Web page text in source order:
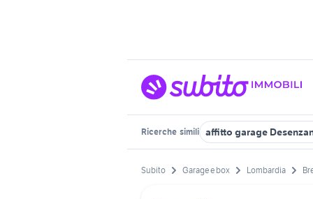
Ricerche simili affitto garage
Subito Garage e box Lombardia